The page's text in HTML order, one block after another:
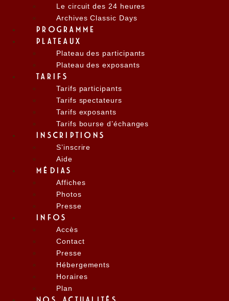
Le circuit des 24 heures
Archives Classic Days
PROGRAMME
PLATEAUX
Plateau des participants
Plateau des exposants
TARIFS
Tarifs participants
Tarifs spectateurs
Tarifs exposants
Tarifs bourse d’échanges
INSCRIPTIONS
S’inscrire
Aide
MÉDIAS
Affiches
Photos
Presse
INFOS
Accès
Contact
Presse
Hébergements
Horaires
Plan